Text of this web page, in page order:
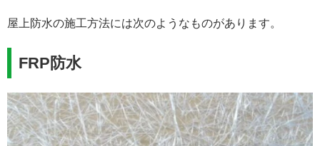
屋上防水の施工方法には次のようなものがあります。
FRP防水